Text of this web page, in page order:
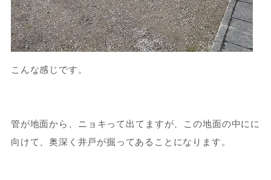
こんな感じです。
管が地面から、ニョキって出てますが、この地面の中にに
向けて、奥深く井戸が掘ってあることになります。